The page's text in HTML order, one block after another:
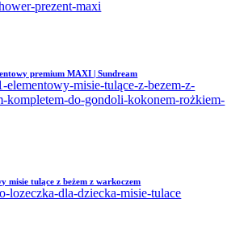
premium MAXI | Sundream
misie tulące z beżem z warkoczem